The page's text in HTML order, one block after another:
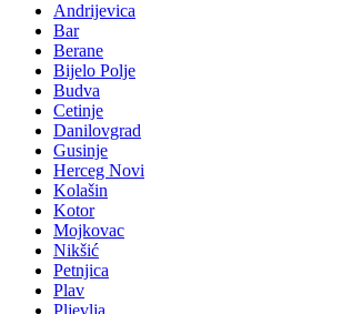
Andrijevica
Bar
Berane
Bijelo Polje
Budva
Cetinje
Danilovgrad
Gusinje
Herceg Novi
Kolašin
Kotor
Mojkovac
Nikšić
Petnjica
Plav